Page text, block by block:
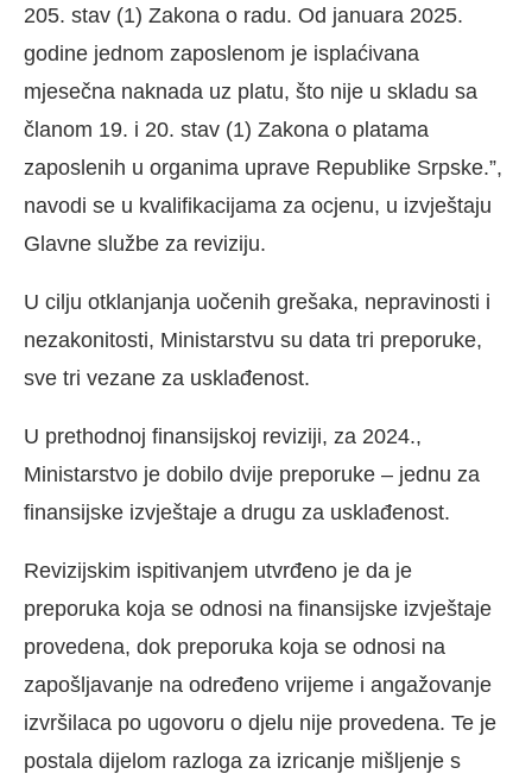
205. stav (1) Zakona o radu. Od januara 2025.
godine jednom zaposlenom je isplaćivana
mjesečna naknada uz platu, što nije u skladu sa
članom 19. i 20. stav (1) Zakona o platama
zaposlenih u organima uprave Republike Srpske.”,
navodi se u kvalifikacijama za ocjenu, u izvještaju
Glavne službe za reviziju.
U cilju otklanjanja uočenih grešaka, nepravinosti i
nezakonitosti, Ministarstvu su data tri preporuke,
sve tri vezane za usklađenost.
U prethodnoj finansijskoj reviziji, za 2024.,
Ministarstvo je dobilo dvije preporuke – jednu za
finansijske izvještaje a drugu za usklađenost.
Revizijskim ispitivanjem utvrđeno je da je
preporuka koja se odnosi na finansijske izvještaje
provedena, dok preporuka koja se odnosi na
zapošljavanje na određeno vrijeme i angažovanje
izvršilaca po ugovoru o djelu nije provedena. Te je
postala dijelom razloga za izricanje mišljenje s